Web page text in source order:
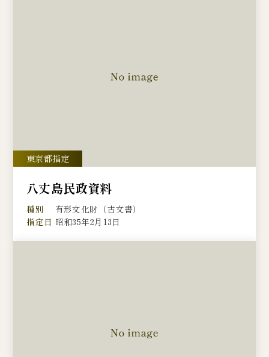
八丈島民政資料
種別
有形文化財（古文書）
指定日 昭和35年2月13日